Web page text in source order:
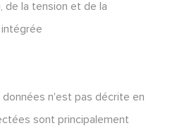
de la tension et de la
données n'est pas décrite en
sont principalement